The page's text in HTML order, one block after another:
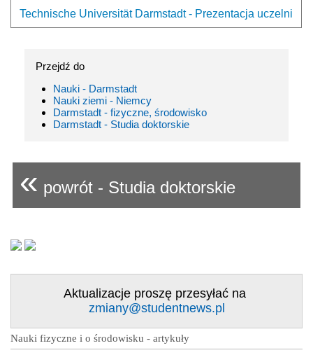
Technische Universität Darmstadt - Prezentacja uczelni
Przejdź do
Nauki - Darmstadt
Nauki ziemi - Niemcy
Darmstadt - fizyczne, środowisko
Darmstadt - Studia doktorskie
« powrót - Studia doktorskie
Aktualizacje proszę przesyłać na
zmiany@studentnews.pl
Nauki fizyczne i o środowisku - artykuły